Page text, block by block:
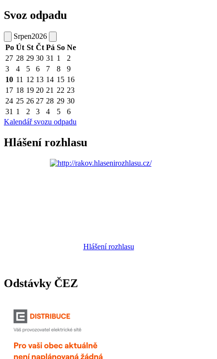
Svoz odpadu
Srpen2026
Po Út St Čt Pá So Ne
27 28 29 30 31 1
2
3
4 5 6 7 8
9
10 11 12 13 14 15 16
17 18 19 20 21 22 23
24 25 26 27 28 29 30
31 1 2 3 4 5
6
Kalendář svozu odpadu
Hlášení rozhlasu
Hlášení rozhlasu
Odstávky ČEZ